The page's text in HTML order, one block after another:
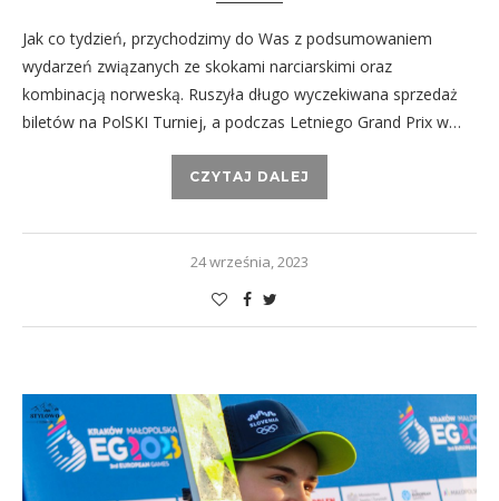
Jak co tydzień, przychodzimy do Was z podsumowaniem
wydarzeń związanych ze skokami narciarskimi oraz
kombinacją norweską. Ruszyła długo wyczekiwana sprzedaż
biletów na PolSKI Turniej, a podczas Letniego Grand Prix w…
CZYTAJ DALEJ
24 września, 2023